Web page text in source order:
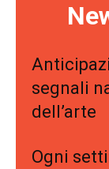
segnali
dell’arte
Ogni